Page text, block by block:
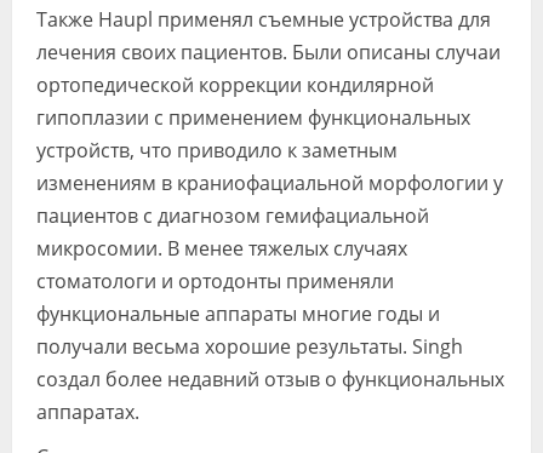
Также Haupl применял съемные устройства для
лечения своих пациентов. Были описаны случаи
ортопедической коррекции кондилярной
гипоплазии с применением функциональных
устройств, что приводило к заметным
изменениям в краниофациальной морфологии у
пациентов с диагнозом гемифациальной
микросомии. В менее тяжелых случаях
стоматологи и ортодонты применяли
функциональные аппараты многие годы и
получали весьма хорошие результаты. Singh
создал более недавний отзыв о функциональных
аппаратах.